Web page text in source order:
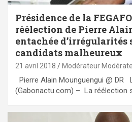
Présidence de la
réélection de Pierre
entachée d’irrégularités
candidats malheureux
21 avril 2018 Modérateur
Pierre Alain Mounguengui @ DR
(Gabonactu.com) – La réélection